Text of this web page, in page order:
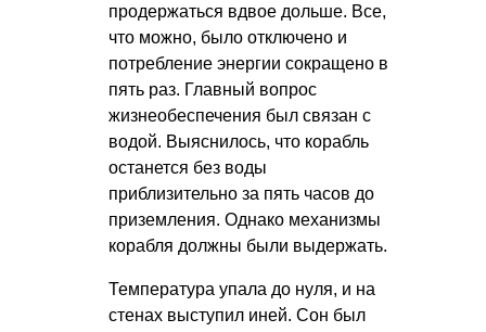
продержаться вдвое дольше. Все,
что можно, было отключено и
потребление энергии сокращено в
пять раз. Главный вопрос
жизнеобеспечения был связан с
водой. Выяснилось, что корабль
останется без воды
приблизительно за пять часов до
приземления. Однако механизмы
корабля должны были выдержать.
Температура упала до нуля, и на
стенах выступил иней. Сон был